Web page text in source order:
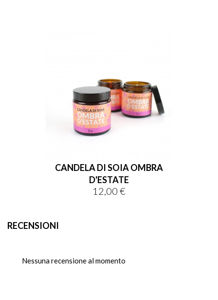
CANDELA DI SOIA OMBRA
D'ESTATE
Prezzo
12,00 €
RECENSIONI
Nessuna recensione al momento